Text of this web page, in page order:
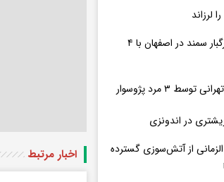
اخبار مرتبط
لرزاند
واژگونی مرگبار سمند در اصفهان با ۴
۳ مرد پژوسوار
از آتش‌سوزی گسترده